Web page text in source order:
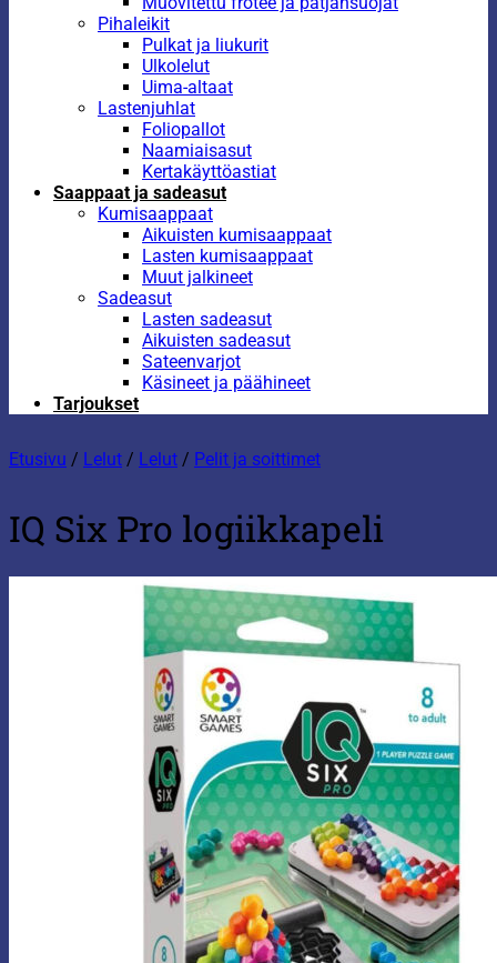
Pihaleikit
Pulkat ja liukurit
Ulkolelut
Uima-altaat
Lastenjuhlat
Foliopallot
Naamiaisasut
Kertakäyttöastiat
Saappaat ja sadeasut
Kumisaappaat
Aikuisten kumisaappaat
Lasten kumisaappaat
Muut jalkineet
Sadeasut
Lasten sadeasut
Aikuisten sadeasut
Sateenvarjot
Käsineet ja päähineet
Tarjoukset
Etusivu / Lelut / Lelut / Pelit ja soittimet
IQ Six Pro logiikkapeli